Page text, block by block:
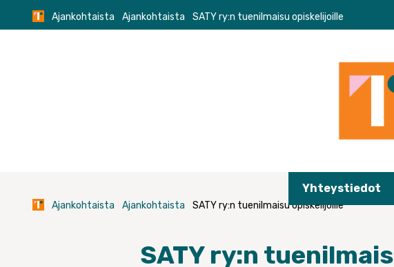
Ajankohtaista Ajankohtaista SATY ry:n tuenilmaisu opiskelijoille
Yhteystiedot
Ajankohtaista Ajankohtaista SATY ry:n tuenilmaisu opiskelijoille
SATY ry:n